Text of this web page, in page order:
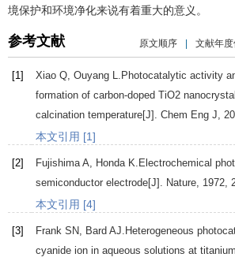
境保护和环境净化来说有着重大的意义。
参考文献 原文顺序 文献年
[1] Xiao Q Ouyang
.Photocatalytic activity
formation of carbon-doped TiO2
calcination temperature[J]. Chem Eng J
本文引用 [1]
[2] Fujishima A Honda K .Electrochemical
semiconductor electrode[J].
Nature 1972
本文引用 [4]
[3] Frank SN Bard AJ .Heterogeneous
cyanide ion in aqueous solutions at